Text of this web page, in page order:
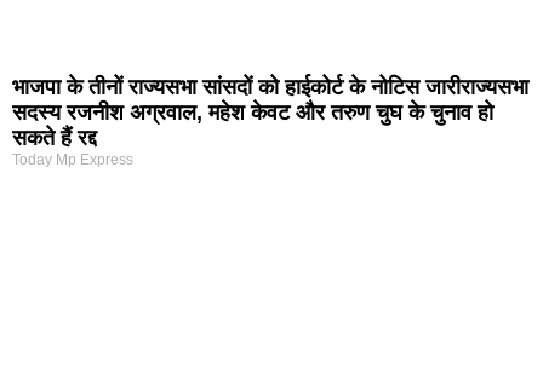
भाजपा के तीनों राज्यसभा सांसदों को हाईकोर्ट के नोटिस जारीराज्यसभा
सदस्य रजनीश अग्रवाल, महेश केवट और तरुण चुघ के चुनाव हो
सकते हैं रद्द
Today Mp Express